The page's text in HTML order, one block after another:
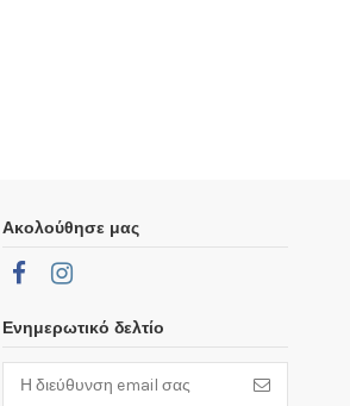
Ακολούθησε μας
Ενημερωτικό δελτίο